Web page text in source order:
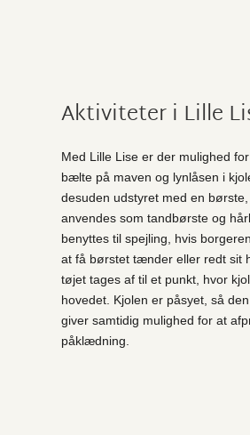
Aktiviteter i Lille
Med Lille Lise er der mulighed
bælte på maven og lynlåsen i
desuden udstyret med en
anvendes som tandbørste og
benyttes til spejling, hvis
at få børstet tænder eller redt sit
tøjet tages af til et punkt, hvor
hovedet. Kjolen er påsyet, så
giver samtidig mulighed for at
påklædning.